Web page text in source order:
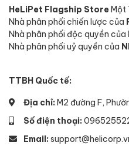
HeLiPet Flagship StoreMột
Nhà phân phối chiến lược của
Nhà phân phối độc quyền của
Nhà phân phối uỷ quyền của
TTBH Quốc tế:
Địa chỉ: M2 đường F,
Số điện thoại:
Email: